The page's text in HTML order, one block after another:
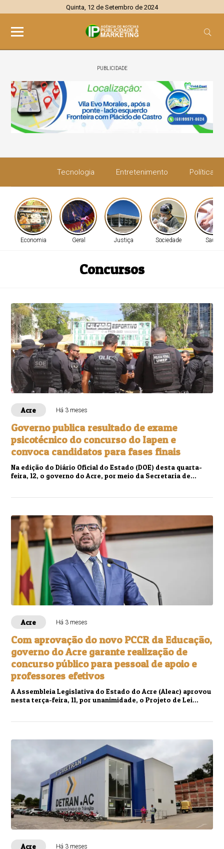
Quinta, 12 de Setembro de 2024
PUBLICIDADE
Tecnologia Entretenimento Política
Economia Geral Justiça Sociedade Saúde
Concursos
Acre Há 3 meses
Governo publica resultado de exame
psicotécnico do concurso do Iapen e
convoca candidatos para fases finais
Na edição do Diário Oficial do Estado (DOE) desta quarta-
feira, 12, o governo do Acre, por meio da Secretaria de
Acre Há 3 meses
Com aprovação do novo PCCR da Educação,
governo do Acre garante realização de
concurso público para pessoal de apoio e
professores efetivos
A Assembleia Legislativa do Estado do Acre (Aleac) aprovou
nesta terça-feira, 11, por unanimidade, o Projeto de Lei
Acre Há 3 meses